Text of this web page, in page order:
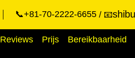
📞+81-70-2222-6655 📧
Reviews Prijs Bereikbaarheid